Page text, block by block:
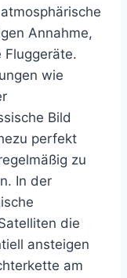
Annahme,
wie
Bild
perfekt
zu
In der
die
ansteigen
am